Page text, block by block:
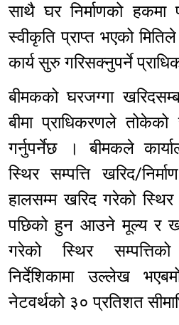
साथै घर निर्माणको हकमा
स्वीकृति प्राप्त भएको मितिले
कार्य सुरु गरिसक्नुपर्ने
बीमकको घरजग्गा
बीमा प्राधिकरणले तोकेको
गर्नुपर्नेछ । बीमकले
स्थिर सम्पत्ति खरिद/
हालसम्म खरिद गरेको स्थिर
पछिको हुन आउने मूल्य र
गरेको स्थिर
निर्देशिकामा उल्लेख
नेटवर्थको ३० प्रतिशत